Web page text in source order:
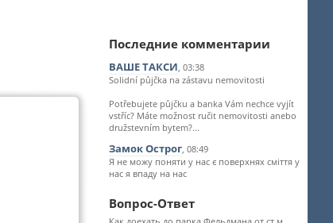
Последние комментарии
ВАШЕ ТАКСИ, 03:38
Solidní půjčka na zástavu nemovitosti
Potřebujete půjčku a banka Vám nechce vyjít
vstříc? Máte možnost ručit nemovitosti anebo
družstevním bytem?...
Замок Острог, 08:49
Я не можу поняти у нас є поверхнях сміття у
нас я впаду на нас
Вопрос-Ответ